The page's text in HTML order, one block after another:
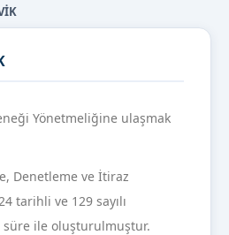
Yönetmeliğine ulaşmak
Denetleme ve İtiraz
tarihli ve 129 sayılı
süre ile oluşturulmuştur.